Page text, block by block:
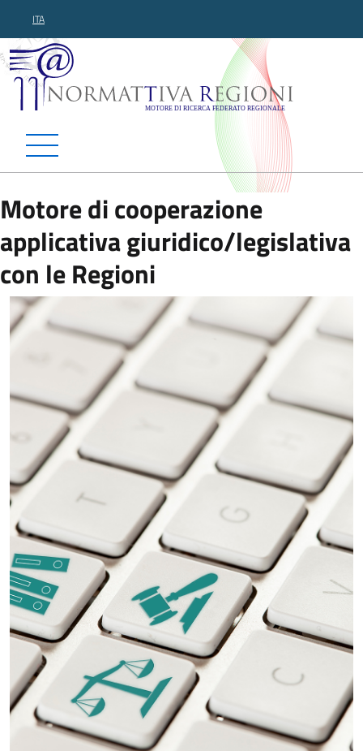
ITA
Normattiva Regioni -
Motore di cooperazione
applicativa giuridico/legislativa
con le Regioni